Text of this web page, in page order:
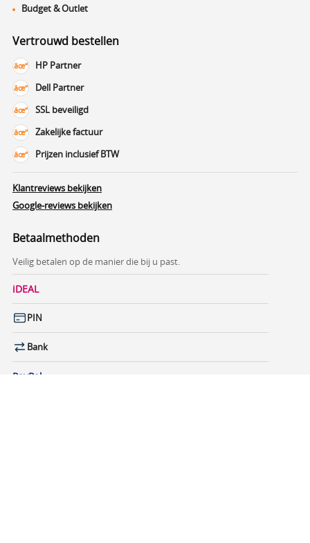
Budget & Outlet
Vertrouwd bestellen
HP Partner
Dell Partner
SSL beveiligd
Zakelijke factuur
Prijzen inclusief BTW
Klantreviews bekijken
Google-reviews bekijken
Betaalmethoden
Veilig betalen op de manier die bij u past.
iDEAL
PIN
Bank
PayPal